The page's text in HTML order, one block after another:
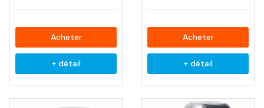
Acheter
+ détail
Acheter
+ détail